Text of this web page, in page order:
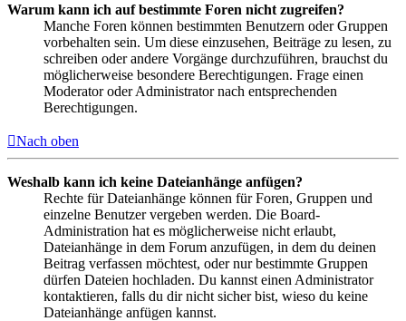
Warum kann ich auf bestimmte Foren nicht zugreifen?
Manche Foren können bestimmten Benutzern oder Gruppen
vorbehalten sein. Um diese einzusehen, Beiträge zu lesen, zu
schreiben oder andere Vorgänge durchzuführen, brauchst du
möglicherweise besondere Berechtigungen. Frage einen
Moderator oder Administrator nach entsprechenden
Berechtigungen.
Nach oben
Weshalb kann ich keine Dateianhänge anfügen?
Rechte für Dateianhänge können für Foren, Gruppen und
einzelne Benutzer vergeben werden. Die Board-
Administration hat es möglicherweise nicht erlaubt,
Dateianhänge in dem Forum anzufügen, in dem du deinen
Beitrag verfassen möchtest, oder nur bestimmte Gruppen
dürfen Dateien hochladen. Du kannst einen Administrator
kontaktieren, falls du dir nicht sicher bist, wieso du keine
Dateianhänge anfügen kannst.